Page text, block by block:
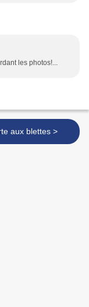
les photos!...
Tourte aux blettes >